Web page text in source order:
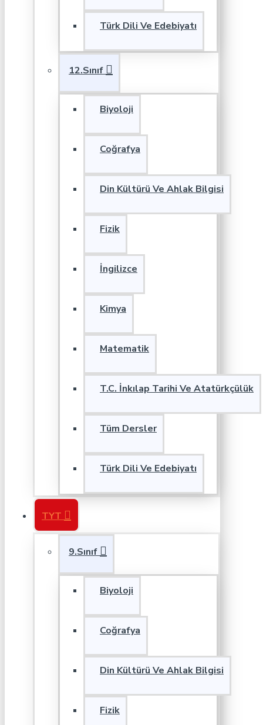
Türk Dili Ve Edebiyatı
12.Sınıf
Biyoloji
Coğrafya
Din Kültürü Ve Ahlak Bilgisi
Fizik
İngilizce
Kimya
Matematik
T.C. İnkılap Tarihi Ve Atatürkçülük
Tüm Dersler
Türk Dili Ve Edebiyatı
TYT
9.Sınıf
Biyoloji
Coğrafya
Din Kültürü Ve Ahlak Bilgisi
Fizik